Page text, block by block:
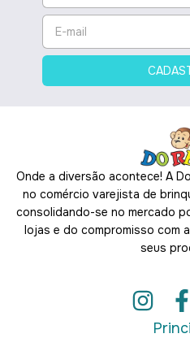
Onde a diversão acontece! A
no comércio varejista de
consolidando-se no mercado
lojas e do compromisso com
seus